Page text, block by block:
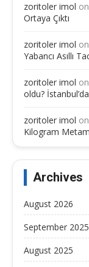
zoritoler imol on
Ortaya Çıktı
zoritoler imol on
Yabancı Asıllı
zoritoler imol on
oldu?
zoritoler imol on
Kilogram
Archives
August 2026
September 2025
August 2025